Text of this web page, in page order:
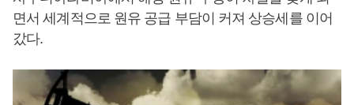
면서 세계적으로 원유 공급 부담이 커져 상승세를 이어
갔다.